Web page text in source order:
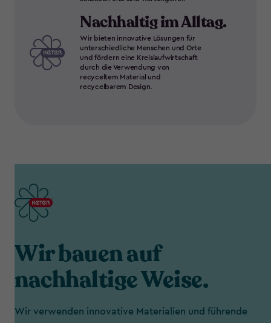
Nachhaltig im Alltag.
Wir bieten innovative Lösungen für
unterschiedliche Menschen und Orte
und fördern eine Kreislaufwirtschaft
durch die Verwendung von
recyceltem Material und
recycelbarem Design.
Wir bauen auf
nachhaltige Weise.
Wir verwenden innovative Materialien und führende